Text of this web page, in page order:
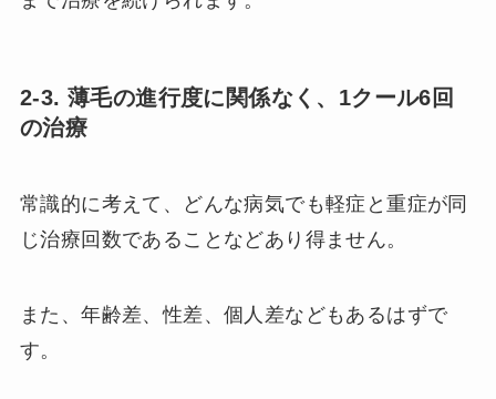
2-3. 薄毛の進行度に関係なく、1クール6回
の治療
常識的に考えて、どんな病気でも軽症と重症が同
じ治療回数であることなどあり得ません。
また、年齢差、性差、個人差などもあるはずで
す。